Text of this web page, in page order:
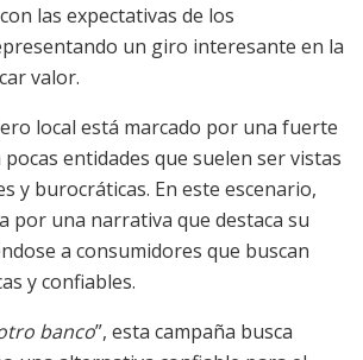
las expectativas de los
un giro interesante en la
valor.
local está marcado por una fuerte
entidades que suelen ser vistas
y burocráticas. En este escenario,
por una narrativa que destaca su
a consumidores que buscan
y confiables.
banco”, esta campaña busca